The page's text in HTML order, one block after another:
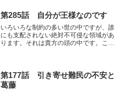
第285話 自分が王様なのです
いろいろな制約の多い世の中ですが、誰
にも支配されない絶対不可侵な領域があ
ります。それは貴方の頭の中です。ここ
第177話 引き寄せ難民の不安と
葛藤